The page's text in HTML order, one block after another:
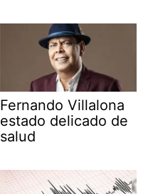
Fernando Villalona
estado delicado de
salud